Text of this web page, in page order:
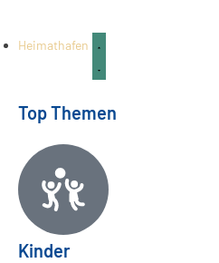
Aug.
Heimathafen
Top Themen
Kinder